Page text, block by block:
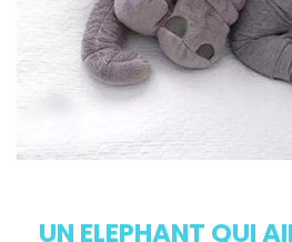
UN ELEPHANT QUI